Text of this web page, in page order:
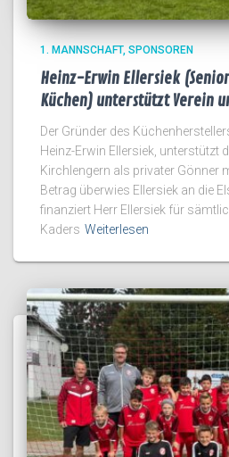
1. MANNSCHAFT SPONSOREN
Heinz-Erwin Ellersiek
Küchen) unterstützt Verein
Der Gründer des
Heinz-Erwin Ellersiek, unterstützt
Kirchlengern als privater Gönner
Betrag überwies Ellersiek an die
finanziert Herr Ellersiek für
Kaders Weiterlesen